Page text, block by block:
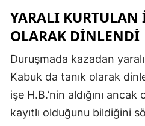
YARALI KURTULAN
OLARAK DİNLENDİ
Duruşmada kazadan
Kabuk da tanık olarak
işe H.B.’nin aldığını ancak
kayıtlı olduğunu bildiğini